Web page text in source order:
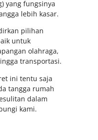
yang fungsinya
lebih kasar.
pilihan
untuk
olahraga,
transportasi.
ini tentu saja
tangga rumah
dalam
kami.